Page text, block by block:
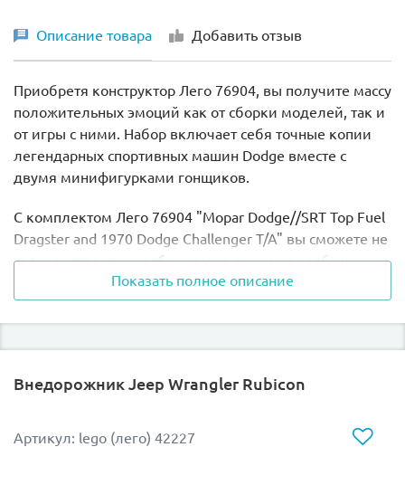
Описание товара Добавить отзыв
Приобретя конструктор Лего 76904, вы получите массу
положительных эмоций как от сборки моделей, так и
от игры с ними. Набор включает себя точные копии
легендарных спортивных машин Dodge вместе с
двумя минифигурками гонщиков.
С комплектом Лего 76904 "Mopar Dodge//SRT Top Fuel
Dragster and 1970 Dodge Challenger T/A" вы сможете не
только устроить незабываемые гонки на необычных
спортивных автомобилях, но и получите массу
положительных эмоций от их строительства.
марки Dodge.
драгстер, который является самым быстрым
Показать полное описание
Внедорожник Jeep Wrangler Rubicon
Артикул: lego (лего) 42227